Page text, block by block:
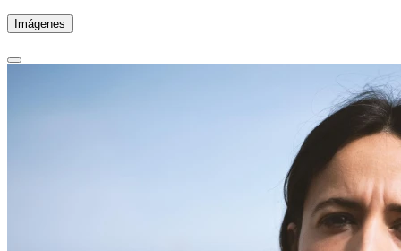
Imágenes